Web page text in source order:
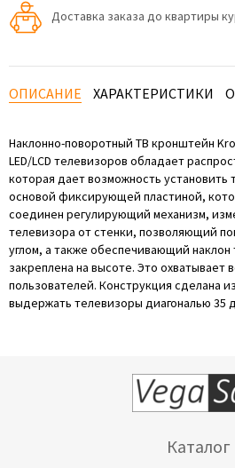
Доставка заказа до квартиры
ОПИСАНИЕ ХАРАКТЕРИСТИКИ
Наклонно-поворотный ТВ кронштейн
LED/LCD телевизоров обладает
которая дает возможность установить
основой фиксирующей пластиной,
соединен регулирующий механизм,
телевизора от стенки, позволяющий
углом, а также обеспечивающий наклон
закреплена на высоте. Это охватывает
пользователей. Конструкция сделана
выдержать телевизоры диагональю 35
Каталог